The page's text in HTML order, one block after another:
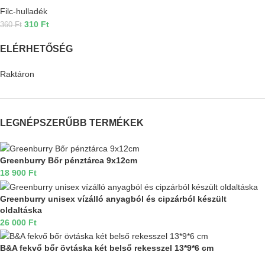
ELÉRHETŐSÉG
Raktáron
LEGNÉPSZERŰBB TERMÉKEK
Greenburry Bőr pénztárca 9x12cm
18 900 Ft
Greenburry unisex vízálló anyagból és cipzárból készült
oldaltáska
26 000 Ft
B&A fekvő bőr övtáska két belső rekesszel 13*9*6 cm
Filc-hulladék
360Ft 310 Ft